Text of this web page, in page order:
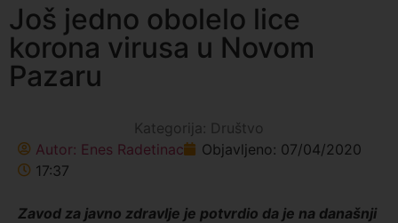
Još jedno obolelo lice
korona virusa u Novom
Pazaru
Kategorija: Društvo
Autor: Enes Radetinac Objavljeno: 07/04/2020
17:37
Zavod za javno zdravlje je potvrdio da je na današnji